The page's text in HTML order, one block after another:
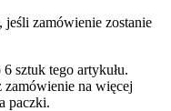
, jeśli zamówienie zostanie
sztuk tego artykułu.
zamówienie na więcej
paczki.